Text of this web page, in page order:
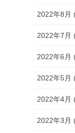
2022年8月
2022年7月
2022年6月
2022年5月
2022年4月
2022年3月